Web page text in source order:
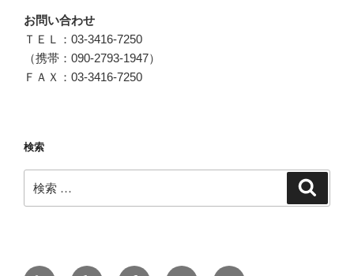
お問い合わせ
ＴＥＬ：03-3416-7250
（携帯：090-2793-1947）
ＦＡＸ：03-3416-7250
検索
索: